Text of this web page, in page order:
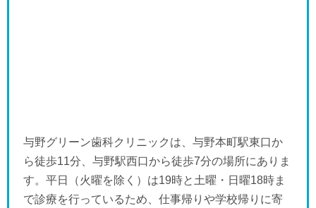
与野グリーン歯科クリニックは、与野本町駅東口か
ら徒歩11分、与野駅西口から徒歩7分の場所にありま
す。平日（火曜を除く）は19時と土曜・日曜18時ま
で診療を行っているため、仕事帰りや学校帰りに寄